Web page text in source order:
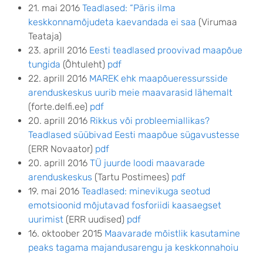
21. mai 2016 Teadlased: “Päris ilma
keskkonnamõjudeta kaevandada ei saa (Virumaa
Teataja)
23. aprill 2016 Eesti teadlased proovivad maapõue
tungida (Õhtuleht) pdf
22. aprill 2016 MAREK ehk maapõueressursside
arenduskeskus uurib meie maavarasid lähemalt
(forte.delfi.ee) pdf
20. aprill 2016 Rikkus või probleemiallikas?
Teadlased süübivad Eesti maapõue sügavustesse
(ERR Novaator) pdf
20. aprill 2016 TÜ juurde loodi maavarade
arenduskeskus (Tartu Postimees) pdf
19. mai 2016 Teadlased: minevikuga seotud
emotsioonid mõjutavad fosforiidi kaasaegset
uurimist (ERR uudised) pdf
16. oktoober 2015 Maavarade mõistlik kasutamine
peaks tagama majandusarengu ja keskkonnahoiu